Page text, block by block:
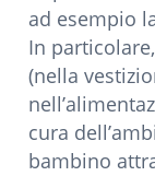
ad esempio
In
(nella
cura
bambino